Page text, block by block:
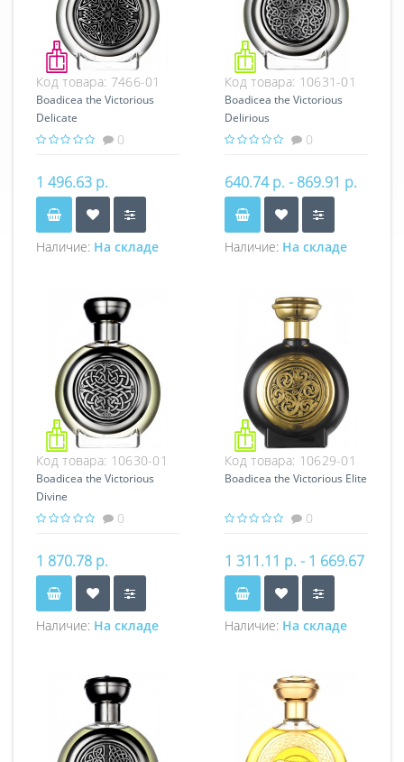
Код товара: 7466-01
Boadicea the Victorious
Delicate
0
1 496.63 р.
Наличие: На складе
Код товара: 10631-01
Boadicea the Victorious
Delirious
0
640.74 р. - 869.91 р.
Наличие: На складе
Код товара: 10630-01
Boadicea the Victorious
Divine
0
1 870.78 р.
Наличие: На складе
Код товара: 10629-01
Boadicea the Victorious Elite
0
1 311.11 р. - 1 669.67
р.
Наличие: На складе